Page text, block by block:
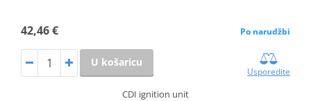
42,46 € Po narudžbi
U košaricu
Usporedite
CDI ignition unit